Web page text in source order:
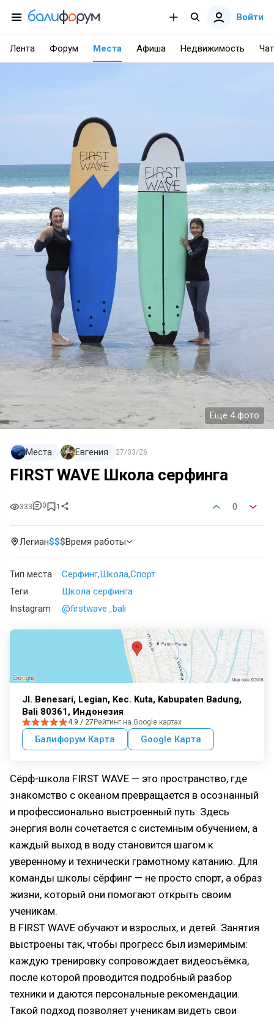
Войти
Лента Форум Места Афиша Недвижимость Чат
Еще 4 фото
Места Евгения 27/03/26
FIRST WAVE Школа серфинга
333 0 1 0
Легиан$$$Время работы
Тип места Серфинг ШколаСпорт
Теги
Школа серфинга
Instagram
@firstwave_bali
Jl. Benesari, Legian, Kec. Kuta, Kabupaten Badung,
Bali 80361, Индонезия
4.9 / 27 Рейтинг на Google картах
Балифорум Карта Google Карта
Сёрф-школа FIRST WAVE — это пространство, где
знакомство с океаном превращается в осознанный
и профессионально выстроенный путь. Здесь
энергия волн сочетается с системным обучением, а
каждый выход в воду становится шагом к
уверенному и технически грамотному катанию. Для
команды школы сёрфинг — не просто спорт, а образ
жизни, который они помогают открыть своим
ученикам.
В FIRST WAVE обучают и взрослых, и детей. Занятия
выстроены так, чтобы прогресс был измеримым:
каждую тренировку сопровождает видеосъёмка,
после которой проводится подробный разбор
техники и даются персональные рекомендации.
Такой подход позволяет ученикам видеть свои